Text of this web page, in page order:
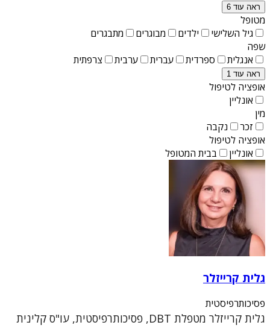
ראה עוד 6
מטופל
גיל השלישי
ילדים מבוגרים
מתבגרים
שפה
אנגלית
ספרדית עברית ערבית צרפתית
ראה עוד 1
אופציה לטיפול
אונליין
מין
זכר
נקבה
אופציה לטיפול
אונליין
בבית המטופל
גלית קרייזלר
פסיכותרפיסטית
גלית קרייזלר מטפלת DBT, פסיכותרפיסטית, עו"ס קלינית